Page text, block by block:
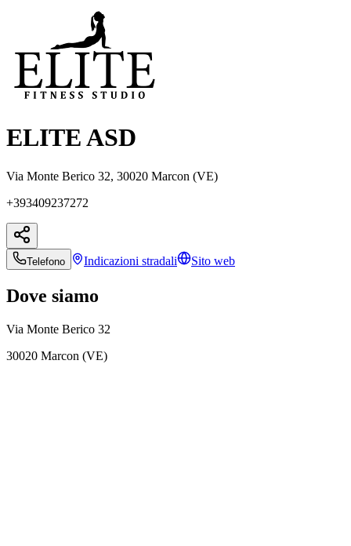
ELITE ASD
Via Monte Berico 32, 30020 Marcon (VE)
+393409237272
Telefono Indicazioni stradali Sito web
Dove siamo
Via Monte Berico 32
30020 Marcon (VE)